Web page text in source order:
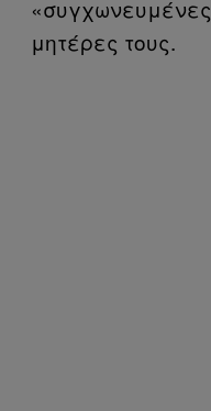
μητέρες τους.